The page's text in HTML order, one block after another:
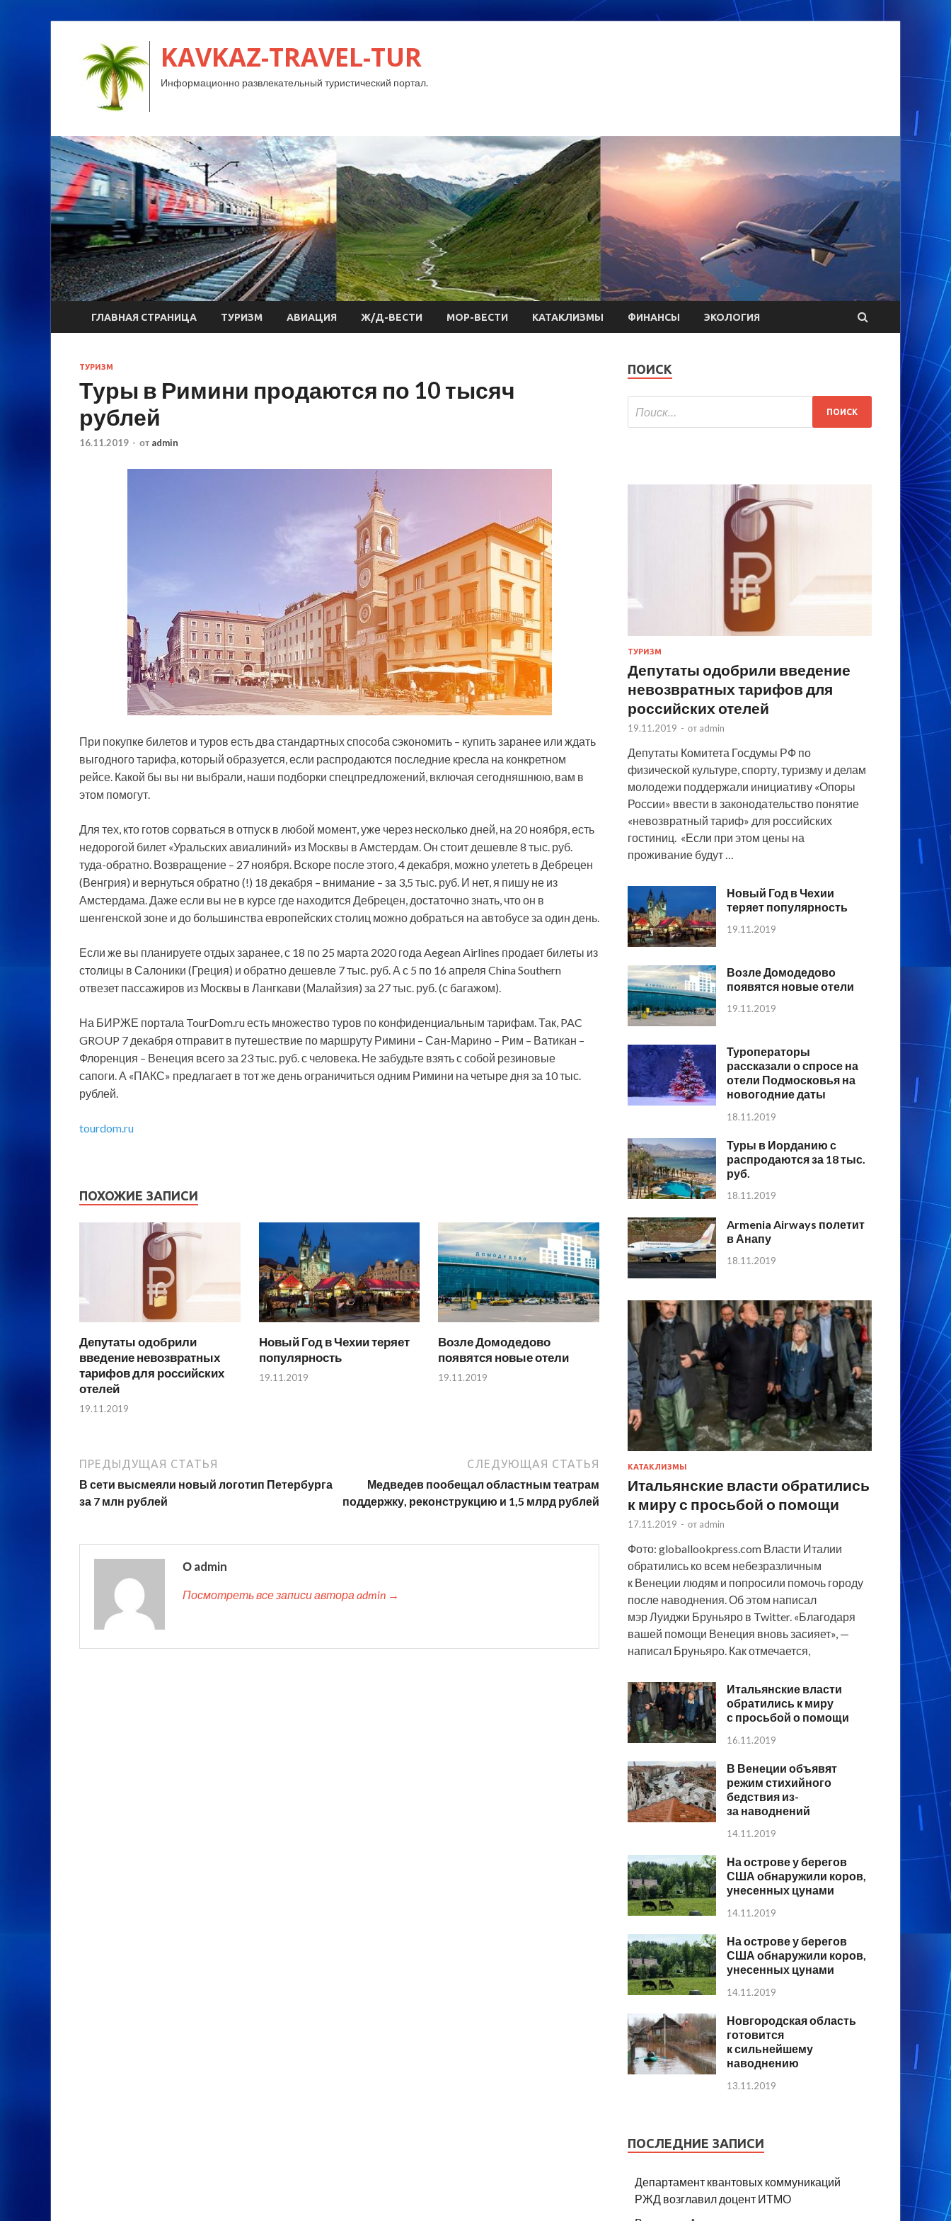
KAVKAZ-TRAVEL-TUR
Информационно развлекательный туристический портал.
ГЛАВНАЯ СТРАНИЦА ТУРИЗМ АВИАЦИЯ Ж/Д-ВЕСТИ МОР-ВЕСТИ КАТАКЛИЗМЫ ФИНАНСЫ ЭКОЛОГИЯ
ТУРИЗМ
Туры в Римини продаются по 10 тысяч
рублей
16.11.2019 - от admin
При покупке билетов и туров есть два стандартных способа сэкономить – купить заранее или ждать
выгодного тарифа, который образуется, если распродаются последние кресла на конкретном
рейсе. Какой бы вы ни выбрали, наши подборки спецпредложений, включая сегодняшнюю, вам в
этом помогут.
Для тех, кто готов сорваться в отпуск в любой момент, уже через несколько дней, на 20 ноября, есть
недорогой билет «Уральских авиалиний» из Москвы в Амстердам. Он стоит дешевле 8 тыс. руб.
туда-обратно. Возвращение – 27 ноября. Вскоре после этого, 4 декабря, можно улететь в Дебрецен
(Венгрия) и вернуться обратно (!) 18 декабря – внимание – за 3,5 тыс. руб. И нет, я пишу не из
Амстердама. Даже если вы не в курсе где находится Дебрецен, достаточно знать, что он в
шенгенской зоне и до большинства европейских столиц можно добраться на автобусе за один день.
Если же вы планируете отдых заранее, с 18 по 25 марта 2020 года Aegean Airlines продает билеты из
столицы в Салоники (Греция) и обратно дешевле 7 тыс. руб. А с 5 по 16 апреля China Southern
отвезет пассажиров из Москвы в Лангкави (Малайзия) за 27 тыс. руб. (с багажом).
На БИРЖЕ портала TourDom.ru есть множество туров по конфиденциальным тарифам. Так, PAC
GROUP 7 декабря отправит в путешествие по маршруту Римини – Сан-Марино – Рим – Ватикан –
Флоренция – Венеция всего за 23 тыс. руб. с человека. Не забудьте взять с собой резиновые
сапоги. А «ПАКС» предлагает в тот же день ограничиться одним Римини на четыре дня за 10 тыс.
рублей.
tourdom.ru
ПОХОЖИЕ ЗАПИСИ
Депутаты одобрили
введение невозвратных
тарифов для российских
отелей
19.11.2019
Новый Год в Чехии теряет
популярность
19.11.2019
Возле Домодедово
появятся новые отели
19.11.2019
ПРЕДЫДУЩАЯ СТАТЬЯ
В сети высмеяли новый логотип Петербурга
за 7 млн рублей
СЛЕДУЮЩАЯ СТАТЬЯ
Медведев пообещал областным театрам
поддержку, реконструкцию и 1,5 млрд рублей
О admin
Посмотреть все записи автора admin →
ПОИСК
ТУРИЗМ
Депутаты одобрили введение
невозвратных тарифов для
российских отелей
19.11.2019 - от admin
Депутаты Комитета Госдумы РФ по
физической культуре, спорту, туризму и делам
молодежи поддержали инициативу «Опоры
России» ввести в законодательство понятие
«невозвратный тариф» для российских
гостиниц. «Если при этом цены на
проживание будут …
Новый Год в Чехии
теряет популярность
19.11.2019
Возле Домодедово
появятся новые отели
19.11.2019
Туроператоры
рассказали о спросе на
отели Подмосковья на
новогодние даты
18.11.2019
Туры в Иорданию с
распродаются за 18 тыс.
руб.
18.11.2019
Armenia Airways полетит
в Анапу
18.11.2019
КАТАКЛИЗМЫ
Итальянские власти обратились
к миру с просьбой о помощи
17.11.2019 - от admin
Фото: globallookpress.com Власти Италии
обратились ко всем небезразличным
к Венеции людям и попросили помочь городу
после наводнения. Об этом написал
мэр Луиджи Бруньяро в Twitter. «Благодаря
вашей помощи Венеция вновь засияет», —
написал Бруньяро. Как отмечается,
Итальянские власти
обратились к миру
с просьбой о помощи
16.11.2019
В Венеции объявят
режим стихийного
бедствия из-
за наводнений
14.11.2019
На острове у берегов
США обнаружили коров,
унесенных цунами
14.11.2019
На острове у берегов
США обнаружили коров,
унесенных цунами
14.11.2019
Новгородская область
готовится
к сильнейшему
наводнению
13.11.2019
ПОСЛЕДНИЕ ЗАПИСИ
Департамент квантовых коммуникаций
РЖД возглавил доцент ИТМО